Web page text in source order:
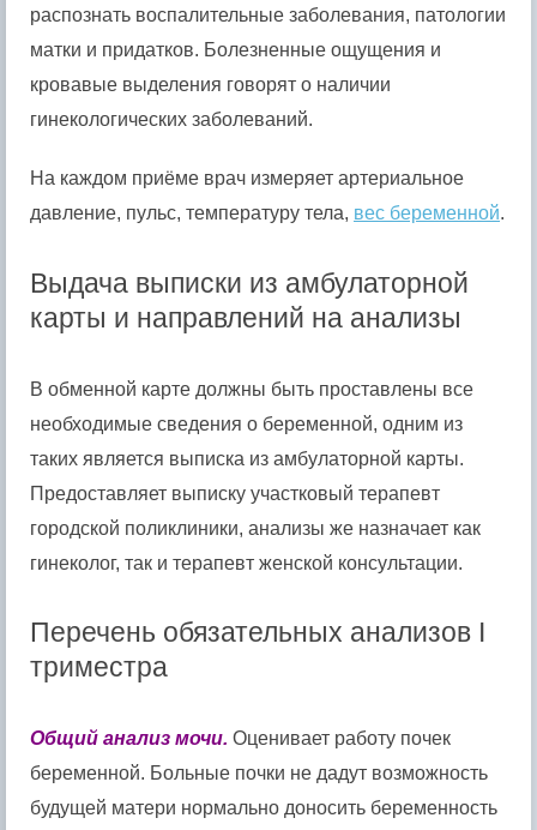
распознать воспалительные заболевания, патологии
матки и придатков. Болезненные ощущения и
кровавые выделения говорят о наличии
гинекологических заболеваний.
На каждом приёме врач измеряет артериальное
давление, пульс, температуру тела, вес беременной.
Выдача выписки из амбулаторной
карты и направлений на анализы
В обменной карте должны быть проставлены все
необходимые сведения о беременной, одним из
таких является выписка из амбулаторной карты.
Предоставляет выписку участковый терапевт
городской поликлиники, анализы же назначает как
гинеколог, так и терапевт женской консультации.
Перечень обязательных анализов I
триместра
Общий анализ мочи. Оценивает работу почек
беременной. Больные почки не дадут возможность
будущей матери нормально доносить беременность